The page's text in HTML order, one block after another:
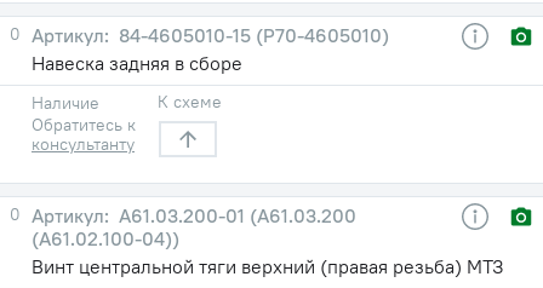
0
84-4605010-15 (Р70-4605010)
Навеска задняя в сборе
Наличие
Обратитесь к
консультанту
К схеме
0
А61.03.200-01 (А61.03.200
(А61.02.100-04))
Винт центральной тяги верхний (правая резьба) МТЗ